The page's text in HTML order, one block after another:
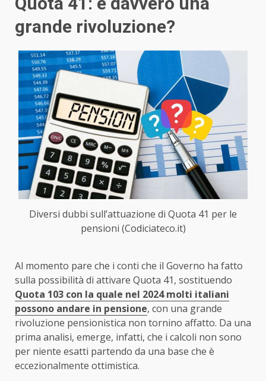
grande rivoluzione?
Diversi dubbi sull’attuazione di Quota 41 per le
pensioni (Codiciateco.it)
Al momento pare che i conti che il Governo ha fatto
sulla possibilità di attivare Quota 41, sostituendo
Quota 103 con la quale nel 2024 molti italiani
possono andare in pensione, con una grande
rivoluzione pensionistica non tornino affatto. Da una
prima analisi, emerge, infatti, che i calcoli non sono
per niente esatti partendo da una base che è
eccezionalmente ottimistica.